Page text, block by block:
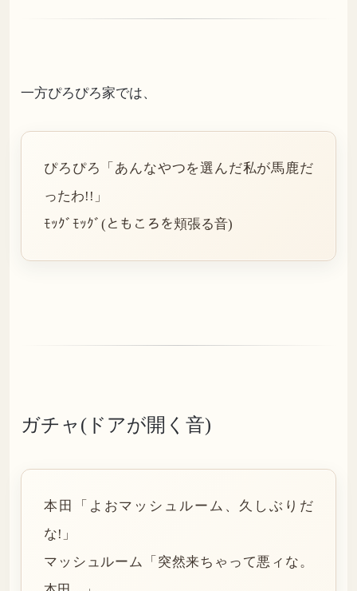
一方ぴろぴろ家では、
ぴろぴろ「あんなやつを選んだ私が馬鹿だ
ったわ!!」
ﾓｯｸﾞﾓｯｸﾞ(ともころを頬張る音)
ガチャ(ドアが開く音)
本田「よおマッシュルーム、久しぶりだ
な!」
マッシュルーム「突然来ちゃって悪ィな。